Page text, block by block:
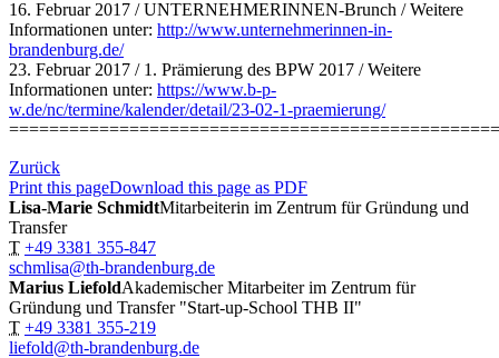
16. Februar 2017 / UNTERNEHMERINNEN-Brunch / Weitere
Informationen unter: http://www.unternehmerinnen-in-
brandenburg.de/
23. Februar 2017 / 1. Prämierung des BPW 2017 / Weitere
Informationen unter: https://www.b-p-
w.de/nc/termine/kalender/detail/23-02-1-praemierung/
Zurück
Print this pageDownload this page as PDF
Lisa-Marie SchmidtMitarbeiterin im Zentrum für Gründung und
Transfer
T +49 3381 355-847
schmlisa@th-brandenburg.de
Marius LiefoldAkademischer Mitarbeiter im Zentrum für
Gründung und Transfer "Start-up-School THB II"
T +49 3381 355-219
liefold@th-brandenburg.de